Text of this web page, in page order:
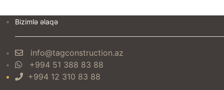
Bizimlə əlaqə
info@tagconstruction.az
+994 51 388 83 88
+994 12 310 83 88